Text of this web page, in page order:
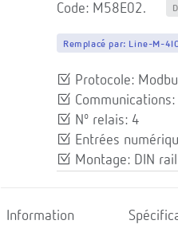
Code: M58E02.
Remplacé par: Line-M-
Protocole:
Nº relais: 4
Entrées
Montage: DIN rail
Information